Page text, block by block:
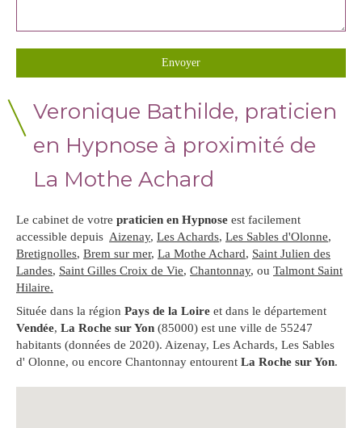
Envoyer
Veronique Bathilde, praticien
en Hypnose à proximité de
La Mothe Achard
Le cabinet de votre praticien en Hypnose est facilement
accessible depuis Aizenay, Les Achards, Les Sables d'Olonne,
Bretignolles, Brem sur mer, La Mothe Achard, Saint Julien des
Landes, Saint Gilles Croix de Vie, Chantonnay, ou Talmont Saint
Hilaire.
Située dans la région Pays de la Loire et dans le département
Vendée, La Roche sur Yon (85000) est une ville de 55247
habitants (données de 2020). Aizenay, Les Achards, Les Sables
d' Olonne, ou encore Chantonnay entourent La Roche sur Yon.